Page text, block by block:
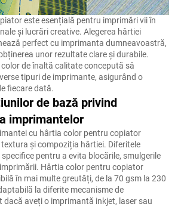
este esențială pentru imprimări vii în
și lucrări creative. Alegerea hârtiei
perfect cu imprimanta dumneavoastră,
unor rezultate clare și durabile.
de înaltă calitate concepută să
tipuri de imprimante, asigurând o
fiecare dată.
de bază privind
imprimantelor
cu hârtia color pentru copiator
și compoziția hârtiei. Diferitele
pentru a evita blocările, smulgerile
Hârtia color pentru copiator
în mai multe greutăți, de la 70 gsm la 230
la diferite mecanisme de
aveți o imprimantă inkjet, laser sau